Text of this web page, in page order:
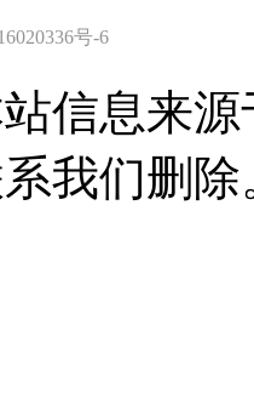
号-6
信息来
我们删除